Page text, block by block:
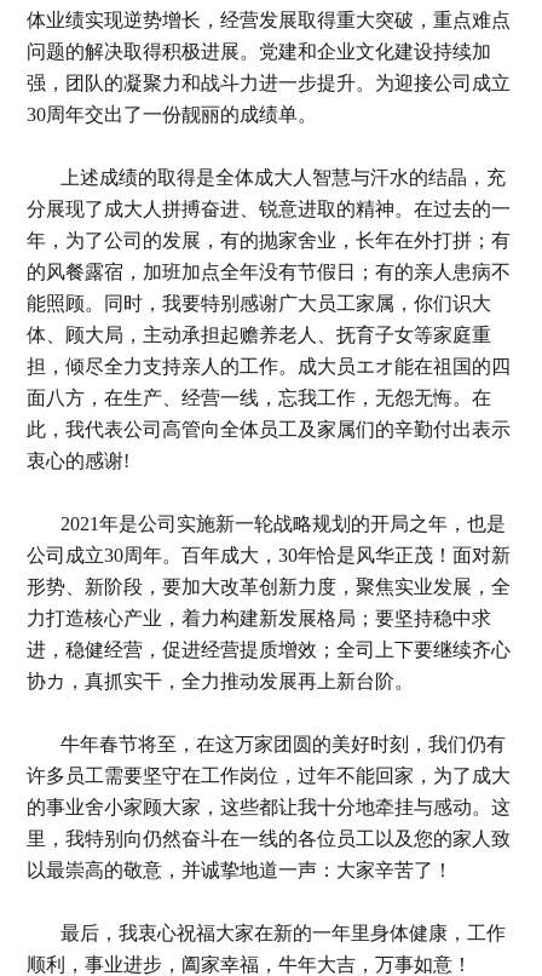
体业绩实现逆势增长，经营发展取得重大突破，重点难点
问题的解决取得积极进展。党建和企业文化建设持续加
强，团队的凝聚力和战斗力进一步提升。为迎接公司成立
30周年交出了一份靓丽的成绩单。
上述成绩的取得是全体成大人智慧与汗水的结晶，充
分展现了成大人拼搏奋进、锐意进取的精神。在过去的一
年，为了公司的发展，有的抛家舍业，长年在外打拼；有
的风餐露宿，加班加点全年没有节假日；有的亲人患病不
能照顾。同时，我要特别感谢广大员工家属，你们识大
体、顾大局，主动承担起赡养老人、抚育子女等家庭重
担，倾尽全力支持亲人的工作。成大员エオ能在祖国的四
面八方，在生产、经营一线，忘我工作，无怨无悔。在
此，我代表公司高管向全体员工及家属们的辛勤付出表示
衷心的感谢!
2021年是公司实施新一轮战略规划的开局之年，也是
公司成立30周年。百年成大，30年恰是风华正茂！面对新
形势、新阶段，要加大改革创新力度，聚焦实业发展，全
力打造核心产业，着力构建新发展格局；要坚持稳中求
进，稳健经营，促进经营提质增效；全司上下要继续齐心
协カ，真抓实干，全力推动发展再上新台阶。
牛年春节将至，在这万家团圆的美好时刻，我们仍有
许多员工需要坚守在工作岗位，过年不能回家，为了成大
的事业舍小家顾大家，这些都让我十分地牵挂与感动。这
里，我特别向仍然奋斗在一线的各位员工以及您的家人致
以最崇高的敬意，并诚挚地道一声：大家辛苦了！
最后，我衷心祝福大家在新的一年里身体健康，工作
顺利，事业进步，阖家幸福，牛年大吉，万事如意！